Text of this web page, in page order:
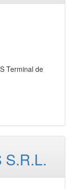
Terminal de
S.R.L.